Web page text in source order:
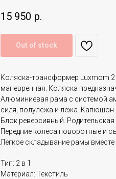
15 950 р.
Out of stock
Коляска-трансформер Luxmom 2
маневренная. Коляска
Алюминиевая рама с системой
сидя, полулежа и лежа. Капюшон
Блок реверсивный.
Передние колеса поворотные и
Легкое складывание рамы
Тип: 2 в 1
Материал: Текстиль